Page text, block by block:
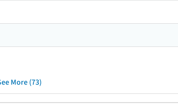
More (73)